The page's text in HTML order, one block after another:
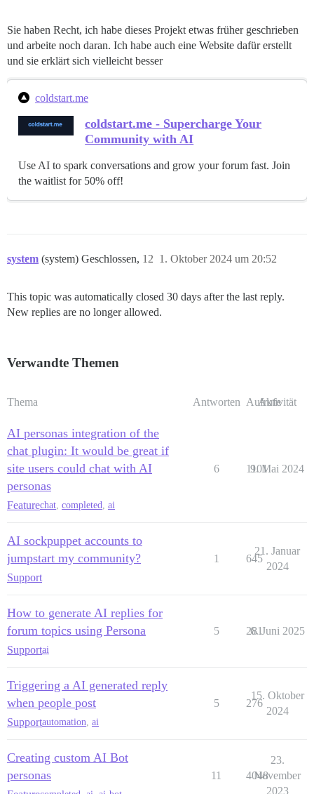
Sie haben Recht, ich habe dieses Projekt etwas früher geschrieben
und arbeite noch daran. Ich habe auch eine Website dafür erstellt
und sie erklärt sich vielleicht besser
coldstart.me
coldstart.me - Supercharge Your
Community with AI
Use AI to spark conversations and grow your forum fast. Join
the waitlist for 50% off!
system (system) Geschlossen, 1. Oktober 2024 um 20:52
12
This topic was automatically closed 30 days after the last reply.
New replies are no longer allowed.
Verwandte Themen
Thema Antworten Aufrufe
Aktivität
AI personas integration of the
chat plugin: It would be great if
site users could chat with AI
personas
Featurechat, completed, ai
6 1101
9. Mai 2024
AI sockpuppet accounts to
jumpstart my community?
Support
1 645
21. Januar
2024
How to generate AI replies for
forum topics using Persona
Supportai
5 281
6. Juni 2025
Triggering a AI generated reply
when people post
Supportautomation, ai
5 276
15. Oktober
2024
Creating custom AI Bot
personas
11 4048
23.
November
2023